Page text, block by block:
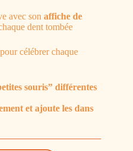
un e-mail de confirmation. Si
tes spams.
4 semaines + livraison.
commande ?
par e-mail dès
avec son affiche de
dent tombée
célébrer chaque
souris” différentes
et ajoute les dans